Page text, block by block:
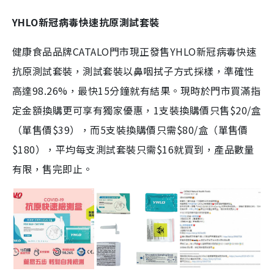
YHLO新冠病毒快速抗原測試套裝
健康食品品牌CATALO門市現正發售YHLO新冠病毒快速
抗原測試套裝，測試套裝以鼻咽拭子方式採樣，準確性
高達98.26%，最快15分鐘就有結果。現時於門市買滿指
定金額換購更可享有獨家優惠，1支裝換購價只售$20/盒
（單售價$39），而5支裝換購價只需$80/盒（單售價
$180），平均每支測試套裝只需$16就買到，產品數量
有限，售完即止。